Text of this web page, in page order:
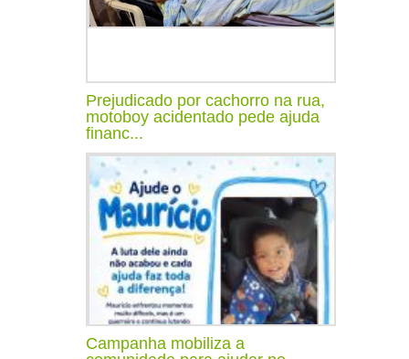
Prejudicado por cachorro na rua,
motoboy acidentado pede ajuda
financ...
Campanha mobiliza a